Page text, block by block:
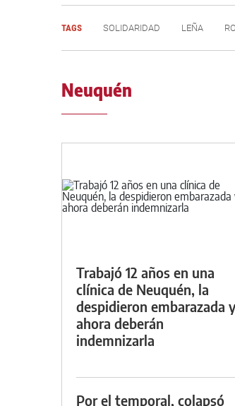
TAGS SOLIDARIDAD LEÑA
Neuquén
Trabajó 12 años en una
clínica de Neuquén, la
despidieron embarazada y
ahora deberán
indemnizarla
Por el temporal, colapsó